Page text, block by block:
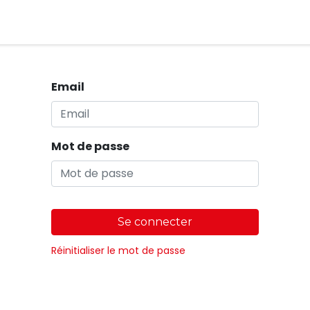
Email
Mot de passe
Se connecter
Réinitialiser le mot de passe